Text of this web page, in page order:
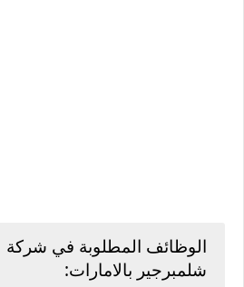
الوظائف المطلوبة في شركة
شلمبرجير بالامارات: